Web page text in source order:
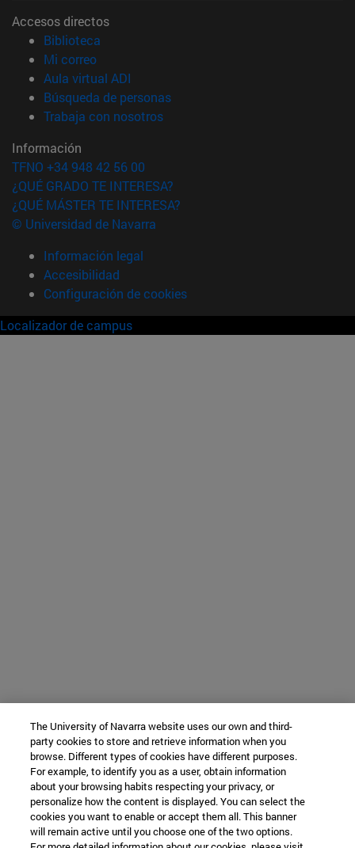
Accesos directos
Biblioteca
Mi correo(abre en nueva ventana)
Aula virtual ADI
Búsqueda de personas(abre en nueva ventana)
Trabaja con nosotros(abre en nueva ventana)
Información
TFNO +34 948 42 56 00
¿QUÉ GRADO TE INTERESA?
¿QUÉ MÁSTER TE INTERESA?
© Universidad de Navarra
Información legal
Accesibilidad
Configuración de cookies
Localizador de campus
The University of Navarra website uses our own and third-
party cookies to store and retrieve information when you
browse. Different types of cookies have different purposes.
For example, to identify you as a user, obtain information
about your browsing habits respecting your privacy, or
personalize how the content is displayed. You can select the
cookies you want to enable or accept them all. This banner
will remain active until you choose one of the two options.